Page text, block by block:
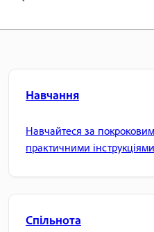
Навчання
Навчайтеся за
практичними
Спільнота